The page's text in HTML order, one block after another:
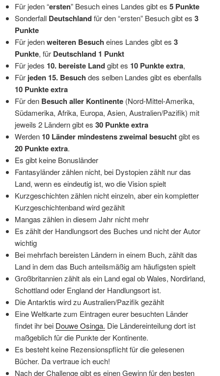
Für jeden “ersten” Besuch eines Landes gibt es 5 Punkte
Sonderfall Deutschlandfür den “ersten” Besuch gibt es 3
Punkte
Für jedenweiteren Besuch eines Landes gibt es 3
Punkte, für Deutschland 1 Punkt
Für jedes 10. bereiste Landgibt es 10 Punkte extra,
Für jeden 15. Besuch des selben Landes gibt es ebenfalls
10 Punkte extra
Für den Besuch aller Kontinente (Nord-Mittel-Amerika,
Südamerika, Afrika, Europa, Asien, Australien/Pazifik) mit
jeweils 2 Ländern gibt es 30 Punkte extra
Werden 10 Länder mindestens zweimal besuchtgibt es
20 Punkte extra.
Es gibt keine Bonusländer
Fantasyländer zählen nicht, bei Dystopien zählt nur das
Land, wenn es eindeutig ist, wo die Vision spielt
Kurzgeschichten zählen nicht einzeln, aber ein kompletter
Kurzgeschichtenband wird gezählt
Mangas zählen in diesem Jahr nicht mehr
Es zählt der Handlungsort des Buches und nicht der Autor
wichtig
Bei mehrfach bereisten Ländern in einem Buch, zählt das
Land in dem das Buch anteilsmäßig am häufigsten spielt
Großbritannien zählt als ein Land egal ob Wales, Nordirland,
Schottland oder England der Handlungsort ist.
Die Antarktis wird zu Australien/Pazifik gezählt
Eine Weltkarte zum Eintragen eurer besuchten Länder
findet ihr bei Douwe Osinga. Die Ländereinteilung dort ist
maßgeblich für die Punkte der Kontinente.
Es besteht keine Rezensionspflicht für die gelesenen
Bücher. Da vertraue ich euch!
Nach der Challenge gibt es einen Gewinn für den besten